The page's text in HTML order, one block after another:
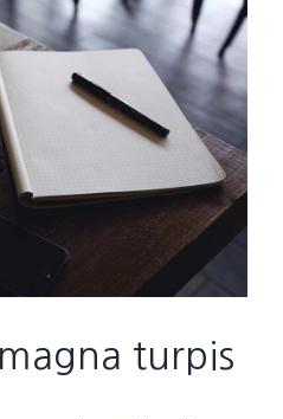
turpis